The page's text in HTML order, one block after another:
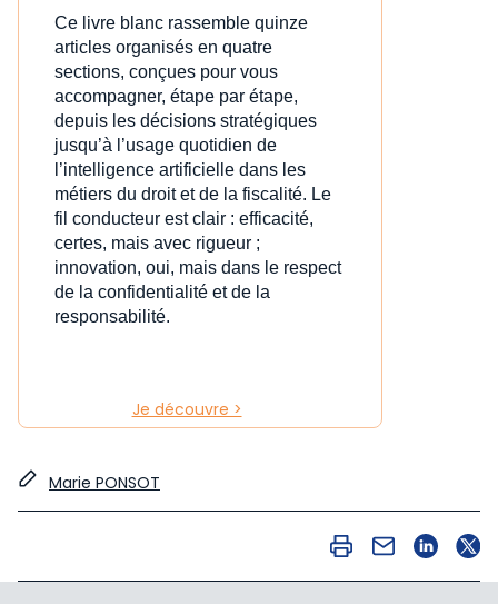
Ce livre blanc rassemble quinze
articles organisés en quatre
sections, conçues pour vous
accompagner, étape par étape,
depuis les décisions stratégiques
jusqu’à l’usage quotidien de
l’intelligence artificielle dans les
métiers du droit et de la fiscalité. Le
fil conducteur est clair : efficacité,
certes, mais avec rigueur ;
innovation, oui, mais dans le respect
de la confidentialité et de la
responsabilité.
Je découvre >
Marie PONSOT